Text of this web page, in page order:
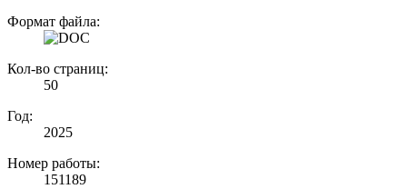
Формат файла:
Кол-во страниц:
50
Год:
2025
Номер работы:
151189